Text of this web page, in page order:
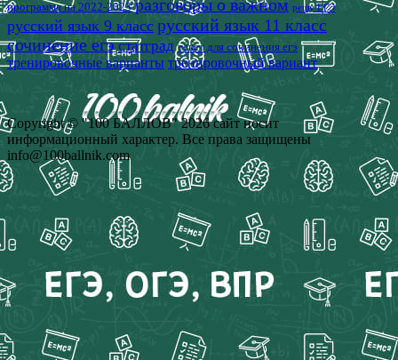
программа на 2022-2023 разговоры о важном решу ЕГЭ
русский язык 9 класс русский язык 11 класс
сочинение егэ статград текст для сочинения егэ
тренировочные варианты тренировочный вариант
Copyright © "100 БАЛЛОВ" 2026 сайт носит
информационный характер. Все права защищены
info@100ballnik.com